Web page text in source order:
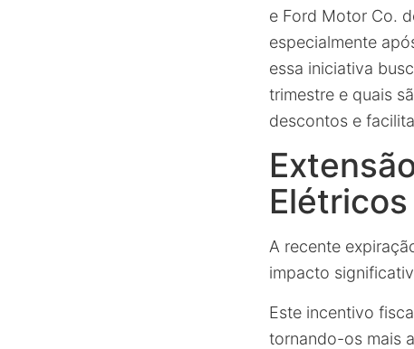
e Ford Motor Co.
especialmente
essa iniciativa
trimestre e quais
descontos e
A recente
impacto
Este incentivo
tornando-os mais